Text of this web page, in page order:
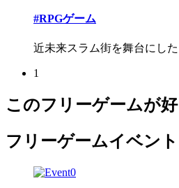
#RPGゲーム
近未来スラム街を舞台にし
1
このフリーゲームが
フリーゲームイベント